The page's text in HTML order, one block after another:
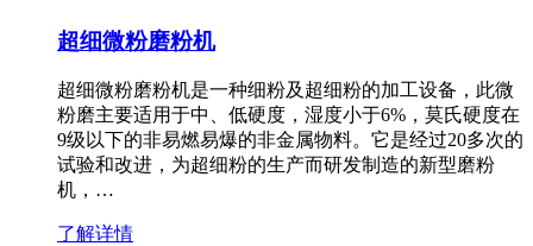
超细微粉磨粉机
超细微粉磨粉机是一种细粉及超细粉的加工设备，此微
粉磨主要适用于中、低硬度，湿度小于6%，莫氏硬度在
9级以下的非易燃易爆的非金属物料。它是经过20多次的
试验和改进，为超细粉的生产而研发制造的新型磨粉
机，…
了解详情